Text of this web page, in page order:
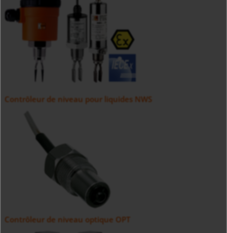
Contrôleur de niveau pour liquides NWS
Contrôleur de niveau optique OPT